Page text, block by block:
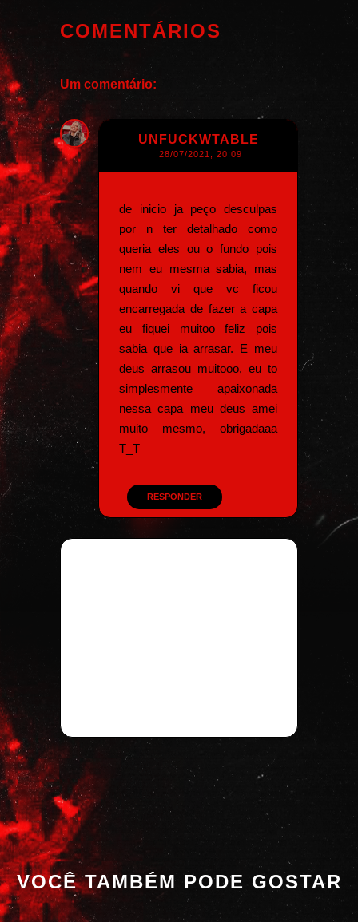
COMENTÁRIOS
Um comentário:
UNFUCKWTABLE
28/07/2021, 20:09
de inicio ja peço desculpas
por n ter detalhado como
queria eles ou o fundo pois
nem eu mesma sabia, mas
quando vi que vc ficou
encarregada de fazer a capa
eu fiquei muitoo feliz pois
sabia que ia arrasar. E meu
deus arrasou muitooo, eu to
simplesmente apaixonada
nessa capa meu deus amei
muito mesmo, obrigadaaa
T_T
RESPONDER
VOCÊ TAMBÉM PODE GOSTAR